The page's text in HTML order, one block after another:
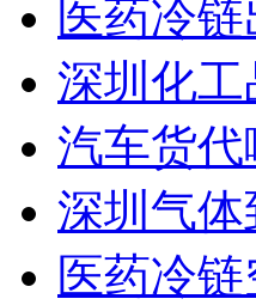
医药冷
深圳化
汽车货
深圳气
医药冷